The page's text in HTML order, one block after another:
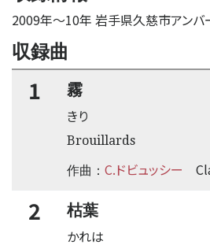
2009年〜10年 岩手県久慈市アン
収録曲
1 霧
きり
Brouillards
作曲： C.ドビュッシー
2 枯葉
かれは